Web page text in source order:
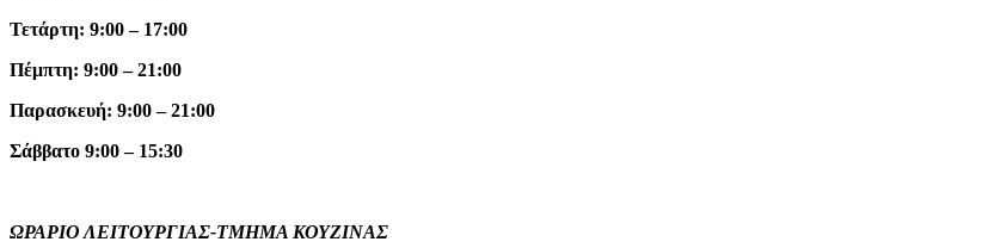
Τετάρτη: 9:00 – 17:00
Πέμπτη: 9:00 – 21:00
Παρασκευή: 9:00 – 21:00
Σάββατο 9:00 – 15:30
ΩΡΑΡΙΟ ΛΕΙΤΟΥΡΓΙΑΣ-ΤΜΗΜΑ ΚΟΥΖΙΝΑΣ